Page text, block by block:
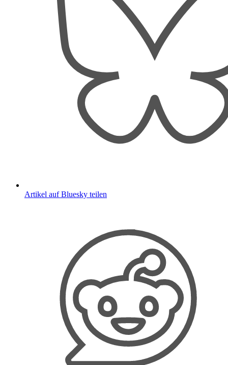
Artikel auf Bluesky teilen